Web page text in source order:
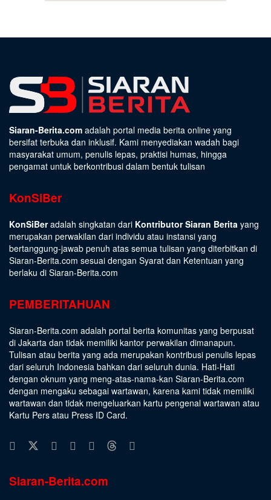
Siaran-Berita.com adalah portal media berita online yang
bersifat terbuka dan inklusif. Kami menyediakan wadah bagi
masyarakat umum, penulis lepas, praktisi humas, hingga
pengamat untuk berkontribusi dalam bentuk tulisan
KonSiBer
KonSiBeradalah singkatan dari Kontributor Siaran Berita yang
merupakan perwakilan dari individu atau instansi yang
bertanggung-jawab penuh atas semua tulisan yang diterbitkan di
Siaran-Berita.com sesuai dengan Syarat dan Ketentuan yang
berlaku di Siaran-Berita.com
PEMBERITAHUAN
Siaran-Berita.com adalah portal berita komunitas yang berpusat
di Jakarta dan tidak memiliki kantor perwakilan dimanapun.
Tulisan atau berita yang ada merupakan kontribusi penulis lepas
dari seluruh Indonesia bahkan dari seluruh dunia. Hati-Hati
dengan oknum yang meng-atas-nama-kan Siaran-Berita.com
dengan mengaku sebagai wartawan, karena kami tidak memiliki
wartawan dan tidak mengeluarkan kartu pengenal wartawan atau
Kartu Pers atau Press ID Card.
Siaran-Berita.com